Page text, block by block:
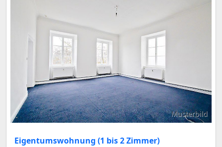
Musterbild
Eigentumswohnung (1 bis 2 Zimmer)